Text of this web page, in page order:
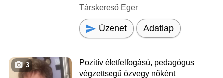
Társkereső Eger
Üzenet Adatlap
3
Pozitív életfelfogású, pedagógus
végzettségű özvegy nőként